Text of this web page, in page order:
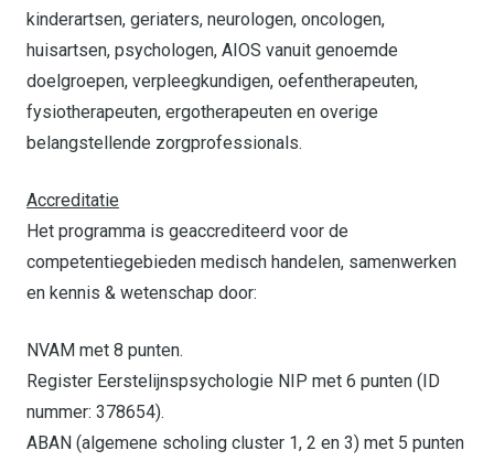
kinderartsen, geriaters, neurologen, oncologen,
huisartsen, psychologen, AIOS vanuit genoemde
doelgroepen, verpleegkundigen, oefentherapeuten,
fysiotherapeuten, ergotherapeuten en overige
belangstellende zorgprofessionals.
Accreditatie
Het programma is geaccrediteerd voor de
competentiegebieden medisch handelen, samenwerken
en kennis & wetenschap door:
NVAM met 8 punten.
Register Eerstelijnspsychologie NIP met 6 punten (ID
nummer: 378654).
ABAN (algemene scholing cluster 1, 2 en 3) met 5 punten